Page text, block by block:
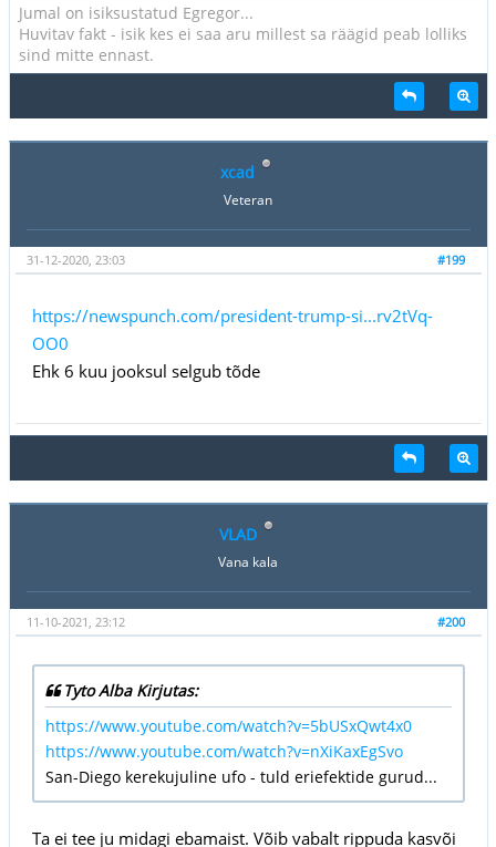
Jumal on isiksustatud Egregor...
Huvitav fakt - isik kes ei saa aru millest sa räägid peab lolliks
sind mitte ennast.
xcad
Veteran
#199
31-12-2020, 23:03
https://newspunch.com/president-trump-si...rv2tVq-
OO0
Ehk 6 kuu jooksul selgub tõde
VLAD
Vana kala
#200
11-10-2021, 23:12
Tyto Alba Kirjutas:
https://www.youtube.com/watch?v=5bUSxQwt4x0
https://www.youtube.com/watch?v=nXiKaxEgSvo
San-Diego kerekujuline ufo - tuld eriefektide gurud...
Ta ei tee ju midagi ebamaist. Võib vabalt rippuda kasvõi